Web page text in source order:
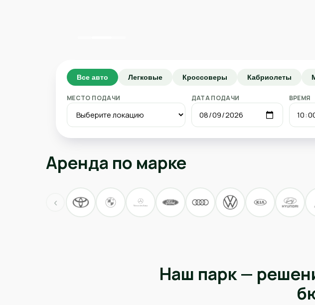
Все авто Легковые Кроссоверы Кабриолеты
МЕСТО ПОДАЧИ ДАТА ПОДАЧИ ВРЕМЯ
Аренда по марке
‹
Наш парк —